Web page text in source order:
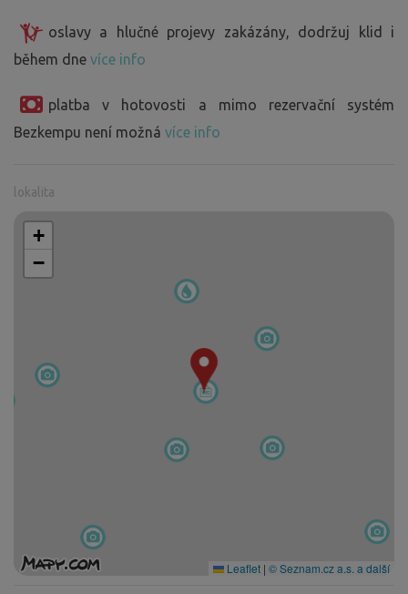
oslavy a hlučné projevy zakázány, dodržuj klid i
během dne více info
platba v hotovosti a mimo rezervační systém
Bezkempu není možná více info
lokalita
+
−
Leaflet | © Seznam.cz a.s. a další